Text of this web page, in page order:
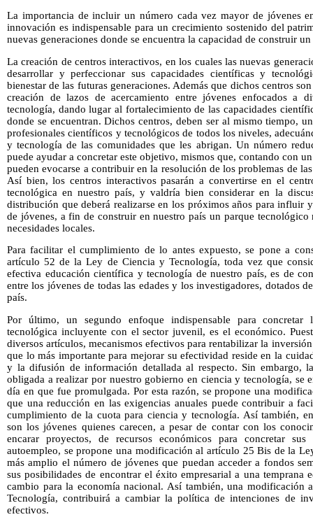
La importancia de incluir un número cada vez mayor de jóvenes
innovación es indispensable para un crecimiento sostenido del
nuevas generaciones donde se encuentra la capacidad de construir
La creación de centros interactivos, en los cuales las nuevas
desarrollar y perfeccionar sus capacidades científicas y
bienestar de las futuras generaciones. Además que dichos centros
creación de lazos de acercamiento entre jóvenes enfocados a
tecnología, dando lugar al fortalecimiento de las capacidades
donde se encuentran. Dichos centros, deben ser al mismo tiempo,
profesionales científicos y tecnológicos de todos los niveles,
y tecnología de las comunidades que les abrigan. Un número
puede ayudar a concretar este objetivo, mismos que, contando con
pueden evocarse a contribuir en la resolución de los problemas de
Así bien, los centros interactivos pasarán a convertirse en el
tecnológica en nuestro país, y valdría bien considerar en la
distribución que deberá realizarse en los próximos años para influir
de jóvenes, a fin de construir en nuestro país un parque tecnológico
necesidades locales.
Para facilitar el cumplimiento de lo antes expuesto, se pone a
artículo 52 de la Ley de Ciencia y Tecnología, toda vez que
efectiva educación científica y tecnología de nuestro país, es de
entre los jóvenes de todas las edades y los investigadores, dotados
país.
Por último, un segundo enfoque indispensable para
tecnológica incluyente con el sector juvenil, es el económico.
diversos artículos, mecanismos efectivos para rentabilizar la
que lo más importante para mejorar su efectividad reside en la
y la difusión de información detallada al respecto. Sin embargo,
obligada a realizar por nuestro gobierno en ciencia y tecnología, se
día en que fue promulgada. Por esta razón, se propone una
que una reducción en las exigencias anuales puede contribuir a
cumplimiento de la cuota para ciencia y tecnología. Así también,
son los jóvenes quienes carecen, a pesar de contar con los
encarar proyectos, de recursos económicos para concretar
autoempleo, se propone una modificación al artículo 25 Bis de la
más amplio el número de jóvenes que puedan acceder a fondos
sus posibilidades de encontrar el éxito empresarial a una temprana
cambio para la economía nacional. Así también, una
Tecnología, contribuirá a cambiar la política de intenciones de
efectivos.